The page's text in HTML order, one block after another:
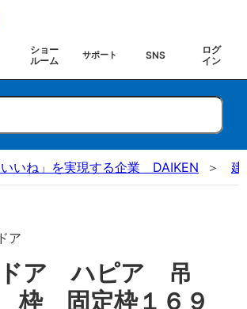
ショー
ルーム
サポート SNS
ログ
イン
いいね」を実現する企業 DAIKEN 建
ア
ドア ハピア 吊
枠 固定枠１６９